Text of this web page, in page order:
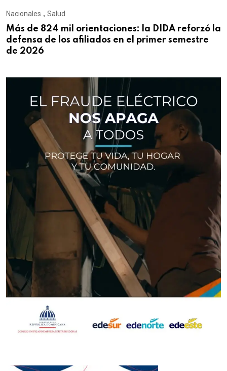
Nacionales , Salud
Más de 824 mil orientaciones: la DIDA reforzó la
defensa de los afiliados en el primer semestre
de 2026